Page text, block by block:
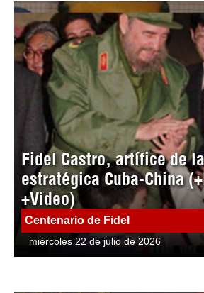
Fidel Castro, artífice de
estratégica Cuba-China
+Video)
Centenario de Fidel
miércoles 22 de julio de 2026